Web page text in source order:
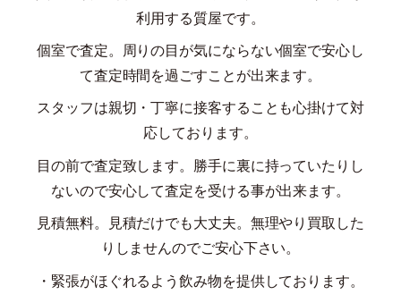
利用する質屋です。
個室で査定。周りの目が気にならない個室で安心し
て査定時間を過ごすことが出来ます。
スタッフは親切・丁寧に接客することも心掛けて対
応しております。
目の前で査定致します。勝手に裏に持っていたりし
ないので安心して査定を受ける事が出来ます。
見積無料。見積だけでも大丈夫。無理やり買取した
りしませんのでご安心下さい。
・緊張がほぐれるよう飲み物を提供しております。